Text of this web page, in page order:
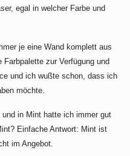
egal in welcher Farbe und
je eine Wand komplett aus
zur Verfügung und
und ich wußte schon, dass ich
möchte.
in Mint hatte ich immer gut
Einfache Antwort: Mint ist
im Angebot.